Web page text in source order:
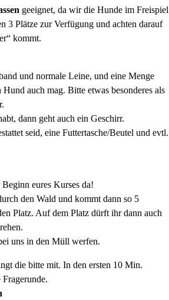
geeignet, da wir die Hunde im Freispiel
3 Plätze zur Verfügung und achten darauf
kommt.
und normale Leine, und eine Menge
auch mag. Bitte etwas besonderes als
dann geht auch ein Geschirr.
seid, eine Futtertasche/Beutel und evtl.
eures Kurses da!
den Wald und kommt dann so 5
Platz. Auf dem Platz dürft ihr dann auch
uns in den Müll werfen.
die bitte mit. In den ersten 10 Min.